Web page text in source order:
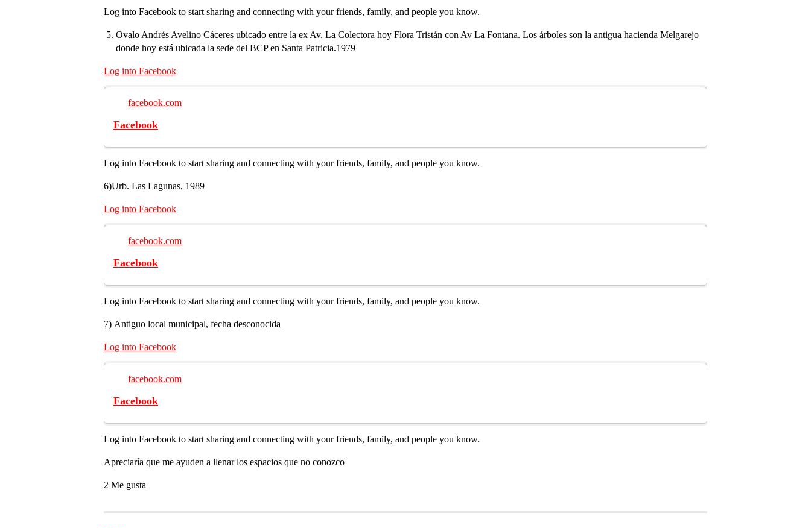
Log into Facebook to start sharing and connecting with your friends, family, and people you know.
Ovalo Andrés Avelino Cáceres ubicado entre la ex Av. La Colectora hoy Flora Tristán con Av La Fontana. Los árboles son la antigua hacienda Melgarejo
donde hoy está ubicada la sede del BCP en Santa Patricia.1979
Log into Facebook
facebook.com
Facebook
Log into Facebook to start sharing and connecting with your friends, family, and people you know.
6)Urb. Las Lagunas, 1989
Log into Facebook
facebook.com
Facebook
Log into Facebook to start sharing and connecting with your friends, family, and people you know.
7) Antiguo local municipal, fecha desconocida
Log into Facebook
facebook.com
Facebook
Log into Facebook to start sharing and connecting with your friends, family, and people you know.
Apreciaría que me ayuden a llenar los espacios que no conozco
2 Me gusta